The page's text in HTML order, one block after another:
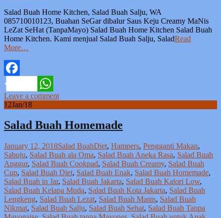
Salad Buah Home Kitchen, Salad Buah Salju, WA
085710010123, Buahan SeGar dibalur Saus Keju Creamy MaNis
LeZat SeHat (TanpaMayo) Salad Buah Home Kitchen Salad Buah
Home Kitchen. Kami menjual Salad Buah Salju, SaladRead
More…
Facebook
WhatsApp
Leave a comment
12Jan/18
Salad Buah Homemade
January 12, 2018Salad BuahDiet, Hampers, Pengganti Makan,
Sabuju, Salad Buah ala Oma, Salad Buah Aneka Rasa, Salad Buah
Anggur, Salad Buah Cookpad, Salad Buah Creamy, Salad Buah
Cup, Salad Buah Diet, Salad Buah Enak, Salad Buah Homemade,
Salad Buah in Jar, Salad Buah Jakarta, Salad Buah Kalori Low,
Salad Buah Kelapa Muda, Salad Buah Kota Jakarta, Salad Buah
Lengkeng, Salad Buah Lezat, Salad Buah Manis, Salad Buah
Nikmat, Salad Buah Salju, Salad Buah Sehat, Salad Buah Tanpa